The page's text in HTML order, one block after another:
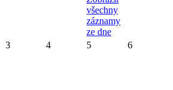
všechny
záznamy
ze dne
3 4 5 6